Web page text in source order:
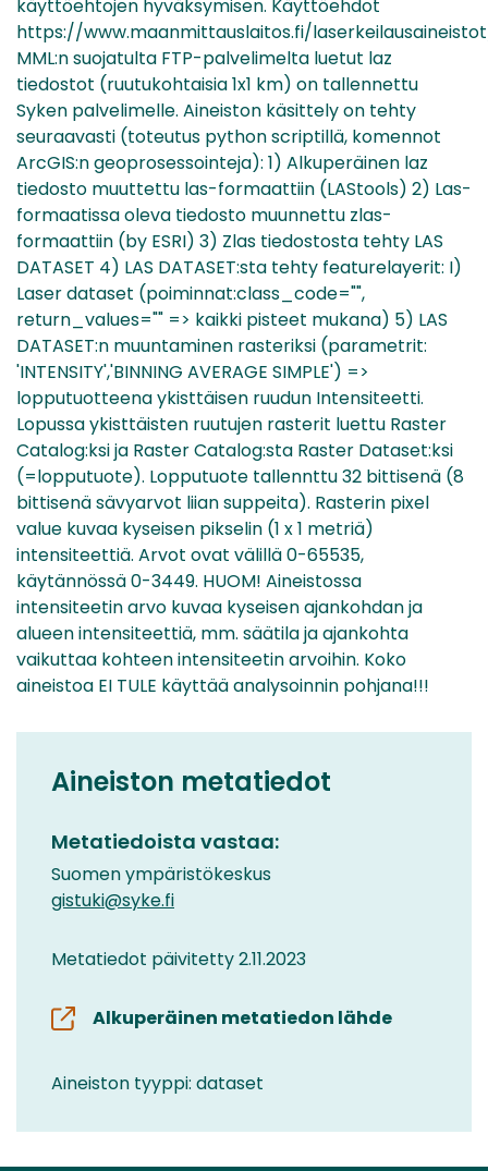
käyttöehtojen hyväksymisen. Käyttöehdot
https://www.maanmittauslaitos.fi/
MML:n suojatulta FTP-palvelimelta luetut laz
tiedostot (ruutukohtaisia 1x1 km) on tallennettu
Syken palvelimelle. Aineiston käsittely on tehty
seuraavasti (toteutus python scriptillä, komennot
ArcGIS:n geoprosessointeja): 1) Alkuperäinen laz
tiedosto muuttettu las-formaattiin (LAStools) 2) Las-
formaatissa oleva tiedosto muunnettu zlas-
formaattiin (by ESRI) 3) Zlas tiedostosta tehty LAS
DATASET 4) LAS DATASET:sta tehty featurelayerit: I)
Laser dataset (poiminnat:class_code="",
return_values="" => kaikki pisteet mukana) 5) LAS
DATASET:n muuntaminen rasteriksi (parametrit:
'INTENSITY','BINNING AVERAGE SIMPLE') =>
lopputuotteena ykisttäisen ruudun Intensiteetti.
Lopussa ykisttäisten ruutujen rasterit luettu Raster
Catalog:ksi ja Raster Catalog:sta Raster Dataset:ksi
(=lopputuote). Lopputuote tallennttu 32 bittisenä (8
bittisenä sävyarvot liian suppeita). Rasterin pixel
value kuvaa kyseisen pikselin (1 x 1 metriä)
intensiteettiä. Arvot ovat välillä 0-65535,
käytännössä 0-3449. HUOM! Aineistossa
intensiteetin arvo kuvaa kyseisen ajankohdan ja
alueen intensiteettiä, mm. säätila ja ajankohta
vaikuttaa kohteen intensiteetin arvoihin. Koko
aineistoa EI TULE käyttää analysoinnin pohjana!!!
Aineiston metatiedot
Metatiedoista vastaa:
Suomen ympäristökeskus
gistuki@syke.fi
Metatiedot päivitetty 2.11.2023
Alkuperäinen metatiedon lähde
Aineiston tyyppi: dataset